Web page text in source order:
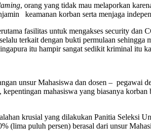
, orang yang tidak mau melaporkan
keamanan korban serta menjaga
fasilitas untuk mengakses security
terkait dengan bukti permulaan
itu hampir sangat sedikit kriminal itu
unsur Mahasiswa dan dosen – pegawai
mahasiswa yang biasanya
krusial yang dilakukan Panitia Seleksi
(lima puluh persen) berasal dari unsur